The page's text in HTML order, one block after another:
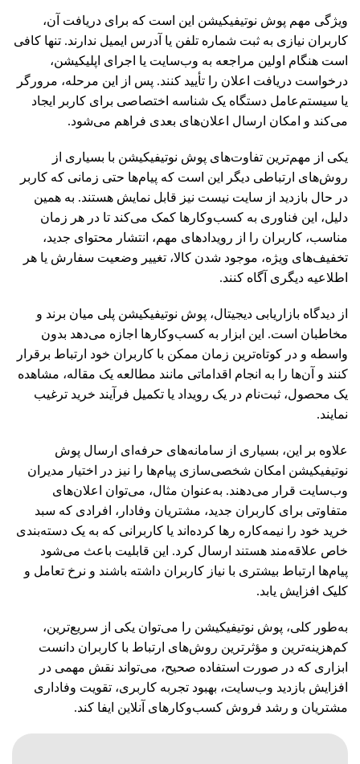
ویژگی مهم پوش نوتیفیکیشن این است که برای دریافت آن،
کاربران نیازی به ثبت شماره تلفن یا آدرس ایمیل ندارند. تنها کافی
است هنگام اولین مراجعه به وب‌سایت یا اجرای اپلیکیشن،
درخواست دریافت اعلان را تأیید کنند. پس از این مرحله، مرورگر
یا سیستم‌عامل دستگاه یک شناسه اختصاصی برای کاربر ایجاد
می‌کند و امکان ارسال اعلان‌های بعدی فراهم می‌شود.
یکی از مهم‌ترین تفاوت‌های پوش نوتیفیکیشن با بسیاری از
روش‌های ارتباطی دیگر این است که پیام‌ها حتی زمانی که کاربر
در حال بازدید از سایت نیست نیز قابل نمایش هستند. به همین
دلیل، این فناوری به کسب‌وکارها کمک می‌کند تا در هر زمان
مناسب، کاربران را از رویدادهای مهم، انتشار محتوای جدید،
تخفیف‌های ویژه، موجود شدن کالا، تغییر وضعیت سفارش یا هر
اطلاعیه دیگری آگاه کنند.
از دیدگاه بازاریابی دیجیتال، پوش نوتیفیکیشن پلی میان برند و
مخاطبان است. این ابزار به کسب‌وکارها اجازه می‌دهد بدون
واسطه و در کوتاه‌ترین زمان ممکن با کاربران خود ارتباط برقرار
کنند و آن‌ها را به انجام اقداماتی مانند مطالعه یک مقاله، مشاهده
یک محصول، ثبت‌نام در یک رویداد یا تکمیل فرآیند خرید ترغیب
نمایند.
علاوه بر این، بسیاری از سامانه‌های حرفه‌ای ارسال پوش
نوتیفیکیشن امکان شخصی‌سازی پیام‌ها را نیز در اختیار مدیران
وب‌سایت قرار می‌دهند. به‌عنوان مثال، می‌توان اعلان‌های
متفاوتی برای کاربران جدید، مشتریان وفادار، افرادی که سبد
خرید خود را نیمه‌کاره رها کرده‌اند یا کاربرانی که به یک دسته‌بندی
خاص علاقه‌مند هستند ارسال کرد. این قابلیت باعث می‌شود
پیام‌ها ارتباط بیشتری با نیاز کاربران داشته باشند و نرخ تعامل و
کلیک افزایش یابد.
به‌طور کلی، پوش نوتیفیکیشن را می‌توان یکی از سریع‌ترین،
کم‌هزینه‌ترین و مؤثرترین روش‌های ارتباط با کاربران دانست
ابزاری که در صورت استفاده صحیح، می‌تواند نقش مهمی در
افزایش بازدید وب‌سایت، بهبود تجربه کاربری، تقویت وفاداری
مشتریان و رشد فروش کسب‌وکارهای آنلاین ایفا کند.